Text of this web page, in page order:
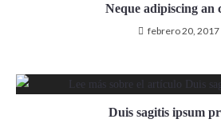
Neque adipiscing an
febrero 20, 2017
Duis sagitis ipsum